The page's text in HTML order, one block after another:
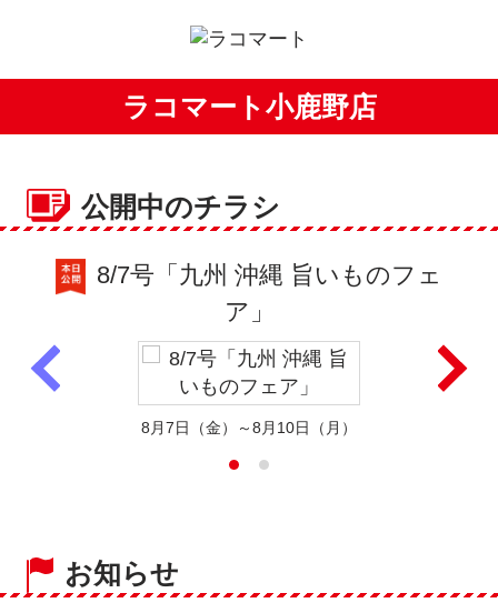
ラコマート小鹿野店
公開中のチラシ
8/7号「九州 沖縄 旨いものフェ
ア」
8月7日（金）～8月10日（月）
お知らせ